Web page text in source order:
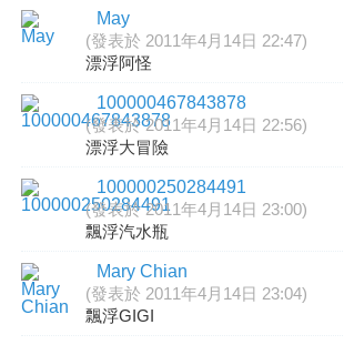
May
(發表於 2011年4月14日 22:47)
漂浮阿怪
100000467843878
(發表於 2011年4月14日 22:56)
漂浮大冒險
100000250284491
(發表於 2011年4月14日 23:00)
飄浮汽水瓶
Mary Chian
(發表於 2011年4月14日 23:04)
飄浮GIGI